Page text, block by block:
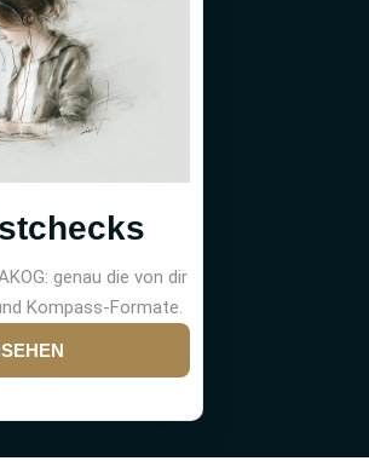
genau die von dir
Kompass-Formate.